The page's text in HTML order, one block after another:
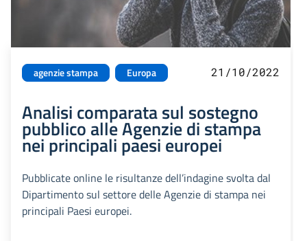
agenzie stampa Europa 21/10/2022
Analisi comparata sul sostegno
pubblico alle Agenzie di stampa
nei principali paesi europei
Pubblicate online le risultanze dell’indagine svolta dal
Dipartimento sul settore delle Agenzie di stampa nei
principali Paesi europei.